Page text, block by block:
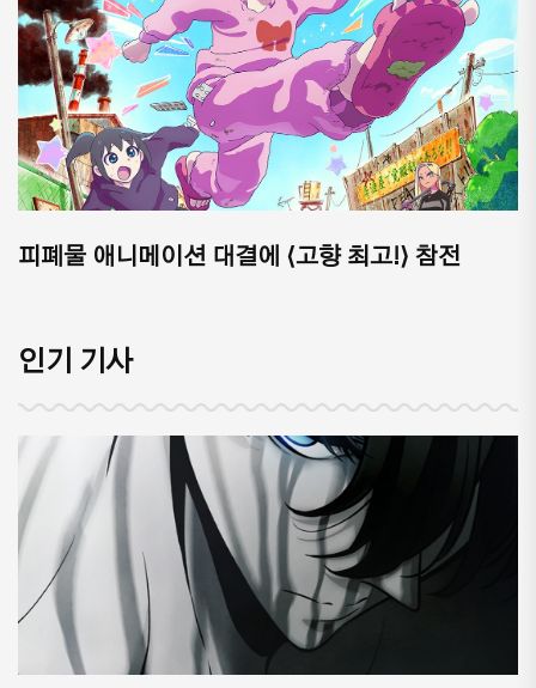
피폐물 애니메이션 대결에 ⟨고향 최고!⟩ 참전
인기 기사